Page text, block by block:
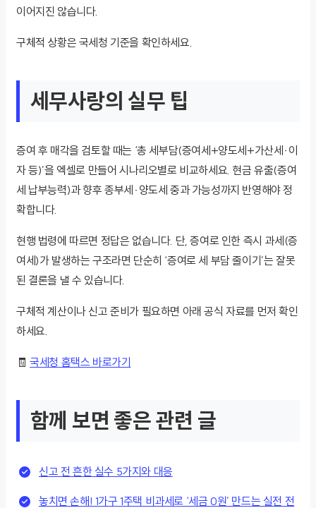
이어지진 않습니다.
구체적 상황은 국세청 기준을 확인하세요.
세무사랑의 실무 팁
증여 후 매각을 검토할 때는 ‘총 세부담(증여세+양도세+가산세·이
자 등)’을 엑셀로 만들어 시나리오별로 비교하세요. 현금 유출(증여
세 납부능력)과 향후 종부세·양도세 중과 가능성까지 반영해야 정
확합니다.
현행 법령에 따르면 정답은 없습니다. 단, 증여로 인한 즉시 과세(증
여세)가 발생하는 구조라면 단순히 ‘증여로 세 부담 줄이기’는 잘못
된 결론을 낼 수 있습니다.
구체적 계산이나 신고 준비가 필요하면 아래 공식 자료를 먼저 확인
하세요.
🧾국세청 홈택스 바로가기
함께 보면 좋은 관련 글
신고 전 흔한 실수 5가지와 대응
놓치면 손해! 1가구 1주택 비과세로 ‘세금 0원’ 만드는 실전 전